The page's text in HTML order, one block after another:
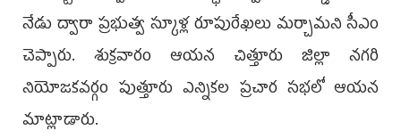
నేడు ద్వారా ప్రభుత్వ స్కూళ్ల రూపురేఖలు మర్చామ‌ని సీఎం
చెప్పారు. శుక్రవారం ఆయన చిత్తూరు జిల్లా నగరి
నియోజకవర్గం పుత్తూరు ఎన్నికల ప్రచార సభలో ఆయన
మాట్లాడారు.